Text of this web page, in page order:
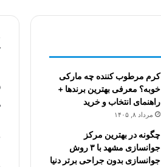
کرم مرطوب کننده چه مارکی
خوبه؟ معرفی بهترین برندها +
راهنمای انتخاب و خرید
مرداد ۸, ۱۴۰۵
چگونه در بهترین مرکز
جوانسازی مشهد با ۳ روش
جوانسازی بدون جراحی برتر دنیا